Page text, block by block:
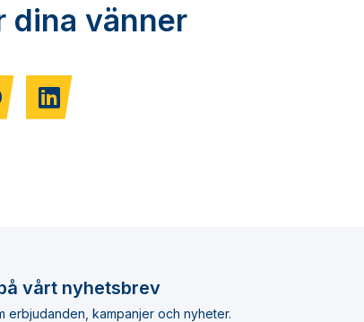
dina vänner
vårt nyhetsbrev
erbjudanden, kampanjer och nyheter.